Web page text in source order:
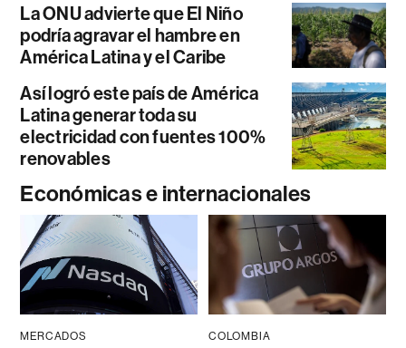
La ONU advierte que El Niño
podría agravar el hambre en
América Latina y el Caribe
Así logró este país de América
Latina generar toda su
electricidad con fuentes 100%
renovables
Económicas e internacionales
MERCADOS COLOMBIA